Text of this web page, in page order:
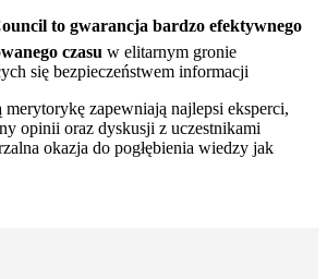
to gwarancja bardzo efektywnego
czasu w elitarnym gronie
się bezpieczeństwem informacji
zapewniają najlepsi eksperci,
opinii oraz dyskusji z uczestnikami
okazja do pogłębienia wiedzy jak